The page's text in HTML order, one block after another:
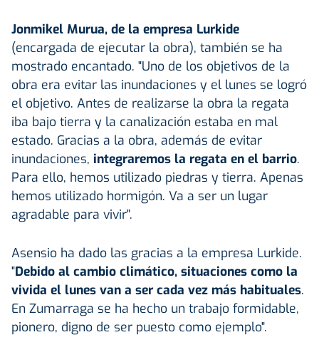
Jonmikel Murua, de la empresa Lurkide
(encargada de ejecutar la obra), también se ha
mostrado encantado. "Uno de los objetivos de la
obra era evitar las inundaciones y el lunes se logró
el objetivo. Antes de realizarse la obra la regata
iba bajo tierra y la canalización estaba en mal
estado. Gracias a la obra, además de evitar
inundaciones, integraremos la regata en el barrio.
Para ello, hemos utilizado piedras y tierra. Apenas
hemos utilizado hormigón. Va a ser un lugar
agradable para vivir".
Asensio ha dado las gracias a la empresa Lurkide.
"Debido al cambio climático, situaciones como la
vivida el lunes van a ser cada vez más habituales.
En Zumarraga se ha hecho un trabajo formidable,
pionero, digno de ser puesto como ejemplo".